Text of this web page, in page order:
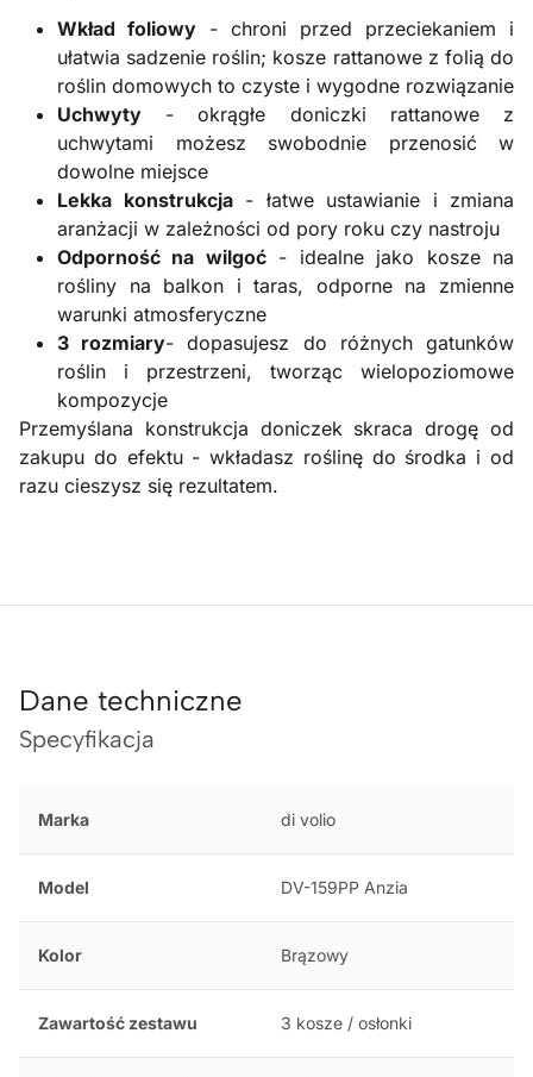
Wkład foliowy - chroni przed przeciekaniem i
ułatwia sadzenie roślin; kosze rattanowe z folią do
roślin domowych to czyste i wygodne rozwiązanie
Uchwyty - okrągłe doniczki rattanowe z
uchwytami możesz swobodnie przenosić w
dowolne miejsce
Lekka konstrukcja- łatwe ustawianie i zmiana
aranżacji w zależności od pory roku czy nastroju
Odporność na wilgoć- idealne jako kosze na
rośliny na balkon i taras, odporne na zmienne
warunki atmosferyczne
3 rozmiary- dopasujesz do różnych gatunków
roślin i przestrzeni, tworząc wielopoziomowe
kompozycje
Przemyślana konstrukcja doniczek skraca drogę od
zakupu do efektu - wkładasz roślinę do środka i od
razu cieszysz się rezultatem.
Dane techniczne
Specyfikacja
Marka di volio
Model DV-159PP Anzia
Kolor Brązowy
Zawartość zestawu 3 kosze / osłonki